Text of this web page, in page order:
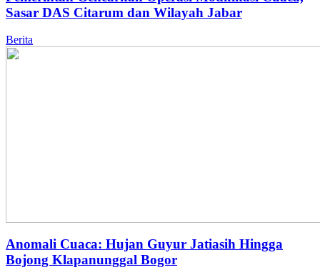
Sasar DAS Citarum dan Wilayah Jabar
Berita
Anomali Cuaca: Hujan Guyur Jatiasih Hingga
Bojong Klapanunggal Bogor